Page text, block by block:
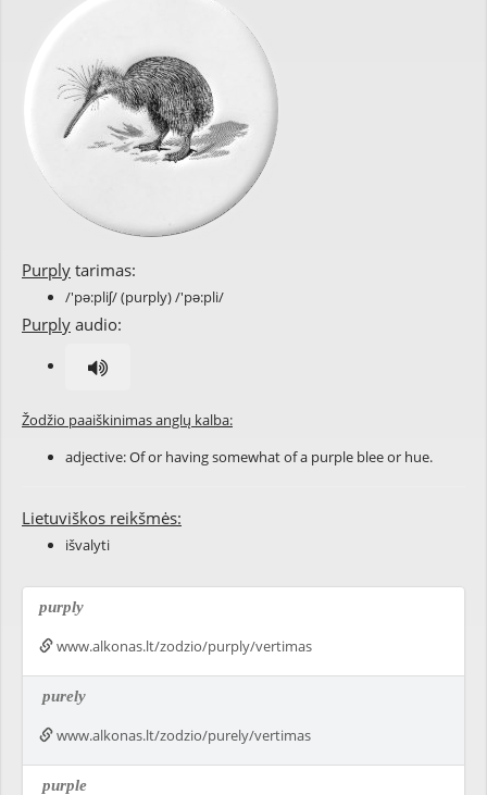
Purply tarimas:
/'pə:pliʃ/ (purply) /'pə:pli/
Purply audio:
Žodžio paaiškinimas anglų kalba:
adjective: Of or having somewhat of a purple bleeor hue.
Lietuviškos reikšmės:
išvalyti
purply
www.alkonas.lt/zodzio/purply/vertimas
purely
www.alkonas.lt/zodzio/purely/vertimas
purple